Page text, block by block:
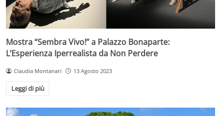
Mostra “Sembra Vivo!” a Palazzo Bonaparte:
L’Esperienza Iperrealista da Non Perdere
Claudia Montanari 13 Agosto 2023
Leggi di più